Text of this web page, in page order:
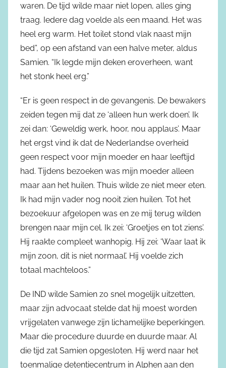
waren. De tijd wilde maar niet lopen, alles ging
traag. Iedere dag voelde als een maand. Het was
heel erg warm. Het toilet stond vlak naast mijn
bed”, op een afstand van een halve meter, aldus
Samien. “Ik legde mijn deken eroverheen, want
het stonk heel erg.”
“Er is geen respect in de gevangenis. De bewakers
zeiden tegen mij dat ze ‘alleen hun werk doen’. Ik
zei dan: ‘Geweldig werk, hoor, nou applaus’. Maar
het ergst vind ik dat de Nederlandse overheid
geen respect voor mijn moeder en haar leeftijd
had. Tijdens bezoeken was mijn moeder alleen
maar aan het huilen. Thuis wilde ze niet meer eten.
Ik had mijn vader nog nooit zien huilen. Tot het
bezoekuur afgelopen was en ze mij terug wilden
brengen naar mijn cel. Ik zei: ‘Groetjes en tot ziens’.
Hij raakte compleet wanhopig. Hij zei: ‘Waar laat ik
mijn zoon, dit is niet normaal’. Hij voelde zich
totaal machteloos.”
De IND wilde Samien zo snel mogelijk uitzetten,
maar zijn advocaat stelde dat hij moest worden
vrijgelaten vanwege zijn lichamelijke beperkingen.
Maar die procedure duurde en duurde maar. Al
die tijd zat Samien opgesloten. Hij werd naar het
toenmalige detentiecentrum in Alphen aan den